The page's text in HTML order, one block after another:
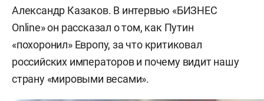
Александр Казаков. В интервью «БИЗНЕС
Online» он рассказал о том, как Путин
«похоронил» Европу, за что критиковал
российских императоров и почему видит нашу
страну «мировыми весами».